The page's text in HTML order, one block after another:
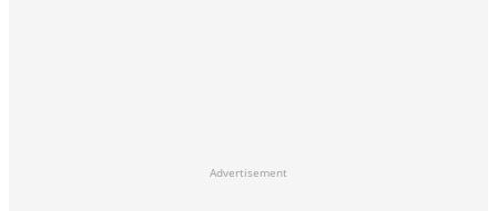
Advertisement